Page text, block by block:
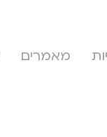
מאמרים